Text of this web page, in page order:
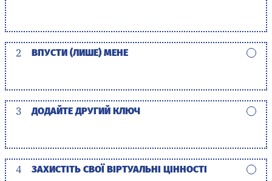
2 ВПУСТИ (ЛИШЕ) МЕНЕ
3 ДОДАЙТЕ ДРУГИЙ КЛЮЧ
4 ЗАХИСТІТЬ СВОЇ ВІРТУАЛЬНІ ЦІННОСТІ